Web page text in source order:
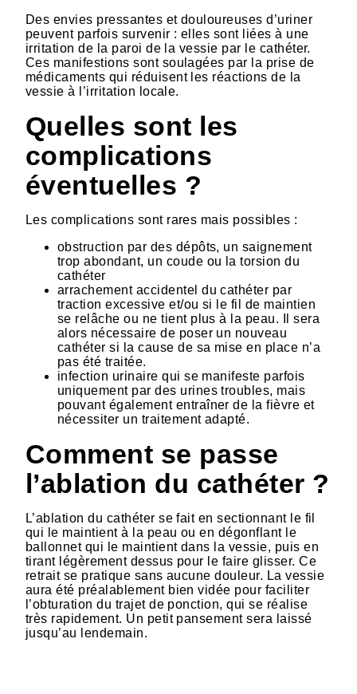
Des envies pressantes et douloureuses d’uriner
peuvent parfois survenir : elles sont liées à une
irritation de la paroi de la vessie par le cathéter.
Ces manifestions sont soulagées par la prise de
médicaments qui réduisent les réactions de la
vessie à l’irritation locale.
Quelles sont les
complications
éventuelles ?
Les complications sont rares mais possibles :
obstruction par des dépôts, un saignement
trop abondant, un coude ou la torsion du
cathéter
arrachement accidentel du cathéter par
traction excessive et/ou si le fil de maintien
se relâche ou ne tient plus à la peau. Il sera
alors nécessaire de poser un nouveau
cathéter si la cause de sa mise en place n’a
pas été traitée.
infection urinaire qui se manifeste parfois
uniquement par des urines troubles, mais
pouvant également entraîner de la fièvre et
nécessiter un traitement adapté.
Comment se passe
l’ablation du cathéter ?
L’ablation du cathéter se fait en sectionnant le fil
qui le maintient à la peau ou en dégonflant le
ballonnet qui le maintient dans la vessie, puis en
tirant légèrement dessus pour le faire glisser. Ce
retrait se pratique sans aucune douleur. La vessie
aura été préalablement bien vidée pour faciliter
l’obturation du trajet de ponction, qui se réalise
très rapidement. Un petit pansement sera laissé
jusqu’au lendemain.